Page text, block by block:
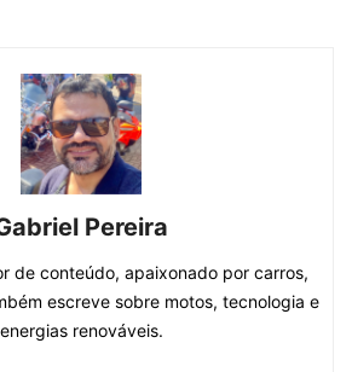
Pereira
de conteúdo, apaixonado por carros,
escreve sobre motos, tecnologia e
energias renováveis.